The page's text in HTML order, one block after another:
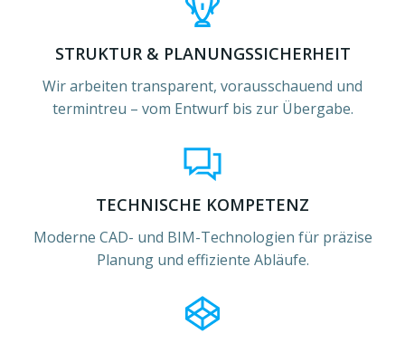
STRUKTUR & PLANUNGSSICHERHEIT
Wir arbeiten transparent, vorausschauend und
termintreu – vom Entwurf bis zur Übergabe.
TECHNISCHE KOMPETENZ
Moderne CAD- und BIM-Technologien für präzise
Planung und effiziente Abläufe.